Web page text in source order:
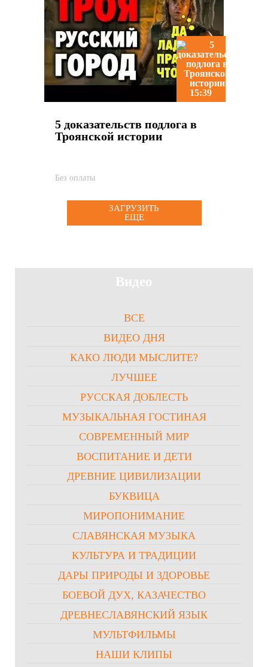
15:39
5 доказательств подлога в
Троянской истории
Без оплаты
ЗАГРУЗИТЬ
ЕЩЕ
Видео
ВСЕ
ВИДЕО ДНЯ
КАКО ЛЮДИ МЫСЛИТЕ?
ЛУЧШЕЕ
РУССКАЯ ДОБЛЕСТЬ
МУЗЫКАЛЬНАЯ ГОСТИНАЯ
СОВРЕМЕННЫЙ МИР
ВОСПИТАНИЕ И ДЕТИ
ДРЕВНИЕ ЦИВИЛИЗАЦИИ
БУКВИЦА
МИРОПОНИМАНИЕ
СЛАВЯНСКАЯ МУЗЫКА
КУЛЬТУРА И ТРАДИЦИИ
ДАРЫ ПРИРОДЫ И ЗДОРОВЬЕ
БОЕВОЙ ДУХ, КАЗАЧЕСТВО
ДРЕВНЕСЛАВЯНСКИЙ ЯЗЫК
МУЛЬТФИЛЬМЫ
НАШИ КЛИПЫ